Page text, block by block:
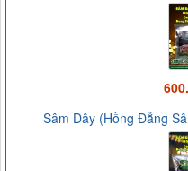
Sâm Dây (Hồng Đẳng